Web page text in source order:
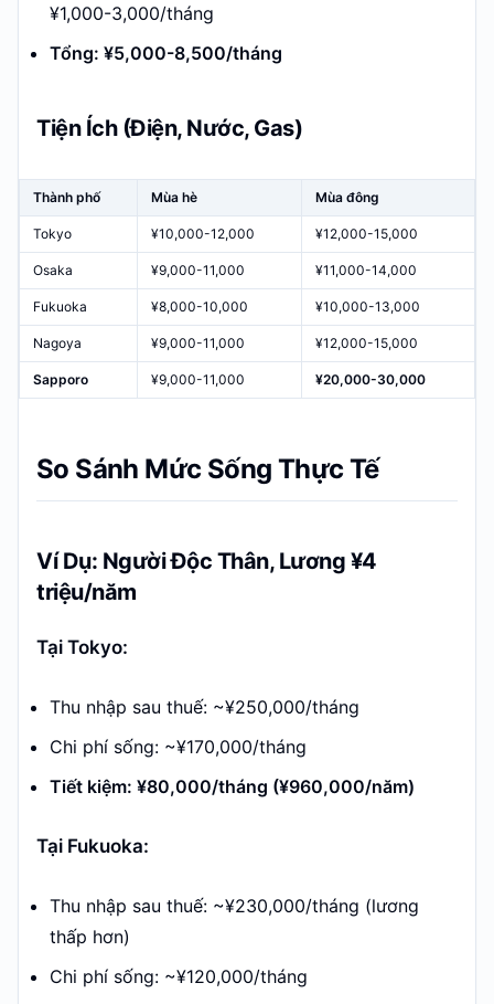
¥1,000-3,000/tháng
Tổng: ¥5,000-8,500/tháng
Tiện Ích (Điện, Nước, Gas)
Thành phố Mùa hè Mùa đông
Tokyo ¥10,000-12,000 ¥12,000-15,000
Osaka ¥9,000-11,000 ¥11,000-14,000
Fukuoka ¥8,000-10,000 ¥10,000-13,000
Nagoya ¥9,000-11,000 ¥12,000-15,000
Sapporo ¥9,000-11,000 ¥20,000-30,000
So Sánh Mức Sống Thực Tế
Ví Dụ: Người Độc Thân, Lương ¥4
triệu/năm
Tại Tokyo:
Thu nhập sau thuế: ~¥250,000/tháng
Chi phí sống: ~¥170,000/tháng
Tiết kiệm: ¥80,000/tháng (¥960,000/năm)
Tại Fukuoka:
Thu nhập sau thuế: ~¥230,000/tháng (lương
thấp hơn)
Chi phí sống: ~¥120,000/tháng